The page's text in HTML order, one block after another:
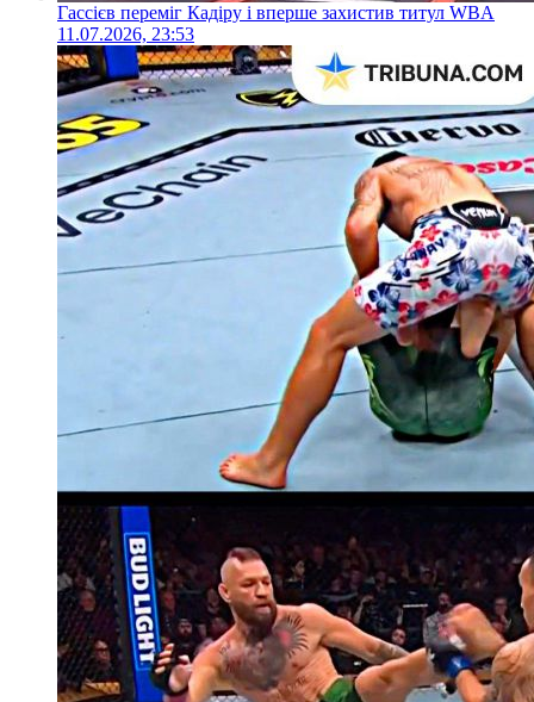
Гассієв переміг Кадіру і вперше захистив титул WBA
11.07.2026, 23:53